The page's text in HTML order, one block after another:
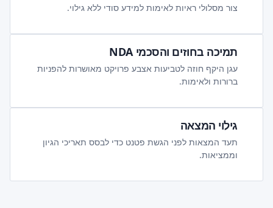
צור מסלולי ראיות לאימות למידע סודי ללא גילוי.
תמיכה בחוזים והסכמי NDA
עגן היקף חוזה לטביעות אצבע פרויקט מאושרות להפניות
ברורות ולאימות.
גילוי המצאה
תעד המצאות לפני הגשת פטנט כדי לבסס תאריכי הגיון
וממציאות.